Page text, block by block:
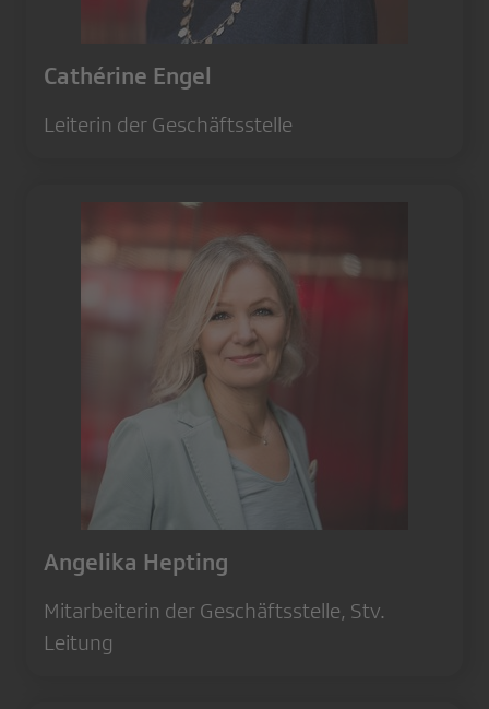
Cathérine Engel
Leiterin der Geschäftsstelle
Angelika Hepting
Mitarbeiterin der Geschäftsstelle, Stv.
Leitung